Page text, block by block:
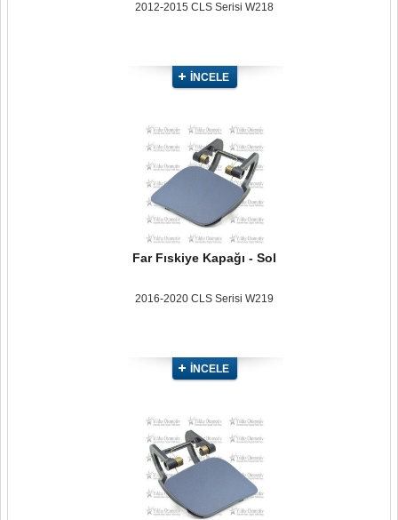
2012-2015 CLS Serisi W218
İNCELE
Far Fıskiye Kapağı - Sol
2016-2020 CLS Serisi W219
İNCELE